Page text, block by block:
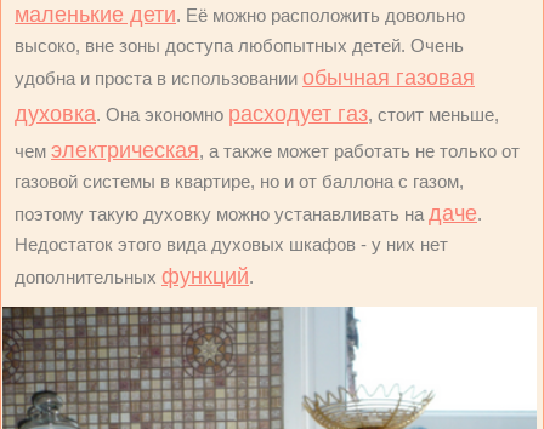
маленькие дети. Её можно расположить довольно
высоко, вне зоны доступа любопытных детей. Очень
удобна и проста в использовании обычная газовая
духовка. Она экономно расходует газ, стоит меньше,
чем электрическая, а также может работать не только от
газовой системы в квартире, но и от баллона с газом,
поэтому такую духовку можно устанавливать на даче.
Недостаток этого вида духовых шкафов - у них нет
дополнительных функций.